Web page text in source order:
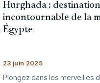
Hurghada : destination
incontournable de la
Égypte
23 juin 2025
Plongez dans les merveilles